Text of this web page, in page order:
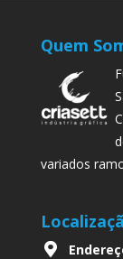
Quem
variados